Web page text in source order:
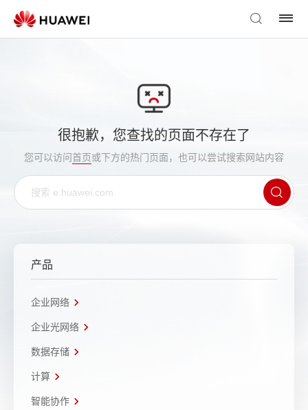
很抱歉，您查找的页面不存在了
您可以访问首页或下方的热门页面，也可以尝试搜索网站内容
产品
企业网络
企业光网络
数据存储
计算
智能协作